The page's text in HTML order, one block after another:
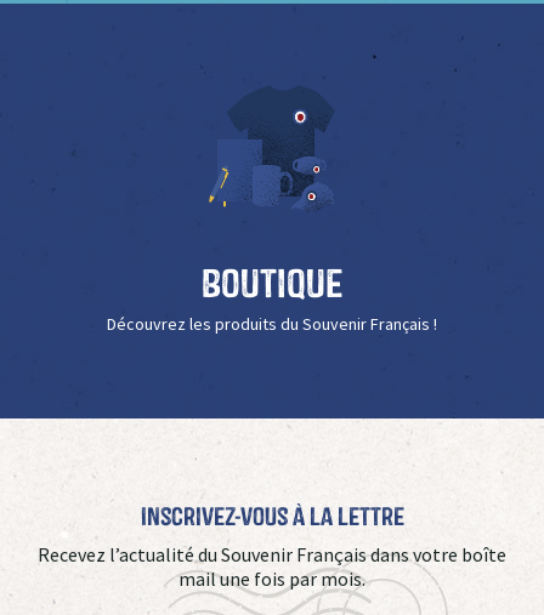
Boutique
Découvrez les produits du Souvenir Français !
Inscrivez-vous à La Lettre
Recevez l’actualité du Souvenir Français dans votre boîte
mail une fois par mois.